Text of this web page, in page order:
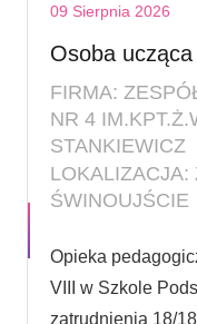
09 Sierpnia 2026
Osoba
FIRMA:
NR 4
STANKIEWICZ
LOKALIZACJA:
ŚWINOUJŚCIE
Opieka
VIII w Szkole
zatrudnienia 18/